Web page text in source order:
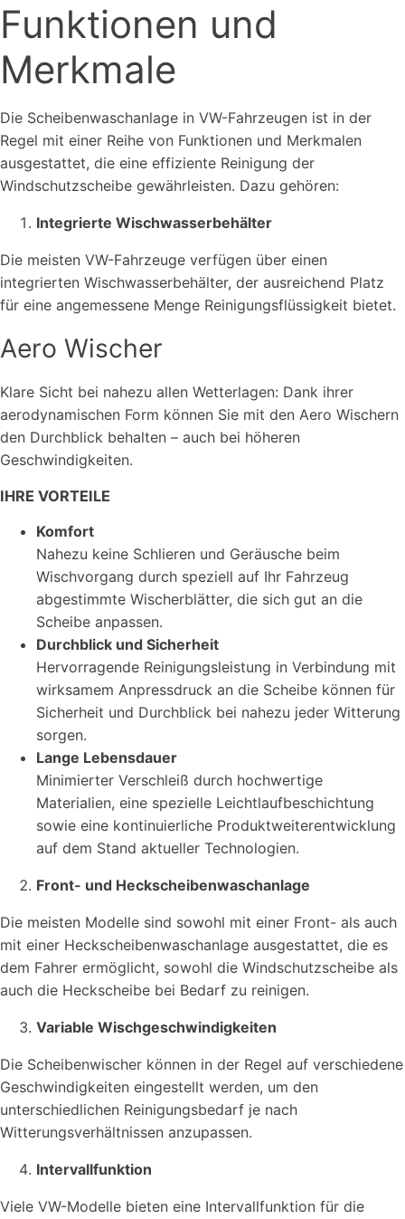
Funktionen und
Merkmale
Die Scheibenwaschanlage in VW-Fahrzeugen ist in der
Regel mit einer Reihe von Funktionen und Merkmalen
ausgestattet, die eine effiziente Reinigung der
Windschutzscheibe gewährleisten. Dazu gehören:
Integrierte Wischwasserbehälter
Die meisten VW-Fahrzeuge verfügen über einen
integrierten Wischwasserbehälter, der ausreichend Platz
für eine angemessene Menge Reinigungsflüssigkeit bietet.
Aero Wischer
Klare Sicht bei nahezu allen Wetterlagen: Dank ihrer
aerodynamischen Form können Sie mit den Aero Wischern
den Durchblick behalten – auch bei höheren
Geschwindigkeiten.
IHRE VORTEILE
Komfort
Nahezu keine Schlieren und Geräusche beim
Wischvorgang durch speziell auf Ihr Fahrzeug
abgestimmte Wischerblätter, die sich gut an die
Scheibe anpassen.
Durchblick und Sicherheit
Hervorragende Reinigungsleistung in Verbindung mit
wirksamem Anpressdruck an die Scheibe können für
Sicherheit und Durchblick bei nahezu jeder Witterung
sorgen.
Lange Lebensdauer
Minimierter Verschleiß durch hochwertige
Materialien, eine spezielle Leichtlaufbeschichtung
sowie eine kontinuierliche Produktweiterentwicklung
auf dem Stand aktueller Technologien.
Front- und Heckscheibenwaschanlage
Die meisten Modelle sind sowohl mit einer Front- als auch
mit einer Heckscheibenwaschanlage ausgestattet, die es
dem Fahrer ermöglicht, sowohl die Windschutzscheibe als
auch die Heckscheibe bei Bedarf zu reinigen.
Variable Wischgeschwindigkeiten
Die Scheibenwischer können in der Regel auf verschiedene
Geschwindigkeiten eingestellt werden, um den
unterschiedlichen Reinigungsbedarf je nach
Witterungsverhältnissen anzupassen.
Intervallfunktion
Viele VW-Modelle bieten eine Intervallfunktion für die